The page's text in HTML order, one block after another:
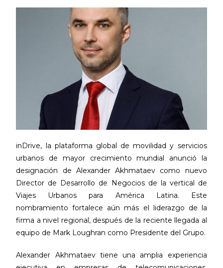
inDrive, la plataforma global de movilidad y servicios
urbanos de mayor crecimiento mundial anunció la
designación de Alexander Akhmataev como nuevo
Director de Desarrollo de Negocios de la vertical de
Viajes Urbanos para América Latina. Este
nombramiento fortalece aún más el liderazgo de la
firma a nivel regional, después de la reciente llegada al
equipo de Mark Loughran como Presidente del Grupo.
Alexander Akhmataev tiene una amplia experiencia